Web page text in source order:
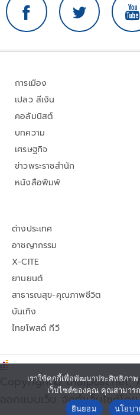
การเมือง
เปลว สีเงิน
คอลัมนิสต์
บทความ
เศรษฐกิจ
ข่าวพระราชสำนัก
หนังสือพิมพ์
ต่างประเทศ
อาชญากรรม
X-CITE
ยานยนต์
สาธารณสุข-คุณภาพชีวิต
บันเทิง
ไทยโพสต์ ทีวี
Copyright© thaipost.net,
ออกแบบเว็บ จัดทำเว็บไซต์โ
เราใช้คุกกี้เพื่อพัฒนาประสิทธิภา
เว็บไซต์ของคุณ คุณสามาร
ยินยอม
นโยบา